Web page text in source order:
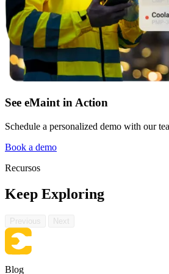
Currículo completo, todos los
SERVICIOS
Servicios de Implementación
Obtenga valor en 30, 60, 90
DESTACADO
Centro de Recursos
Busque y filtre todo el contenido que
Leer más →
See eMaint in Action
Schedule a personalized demo with our
Book a demo
Recursos
Keep Exploring
Previous Next
Blog